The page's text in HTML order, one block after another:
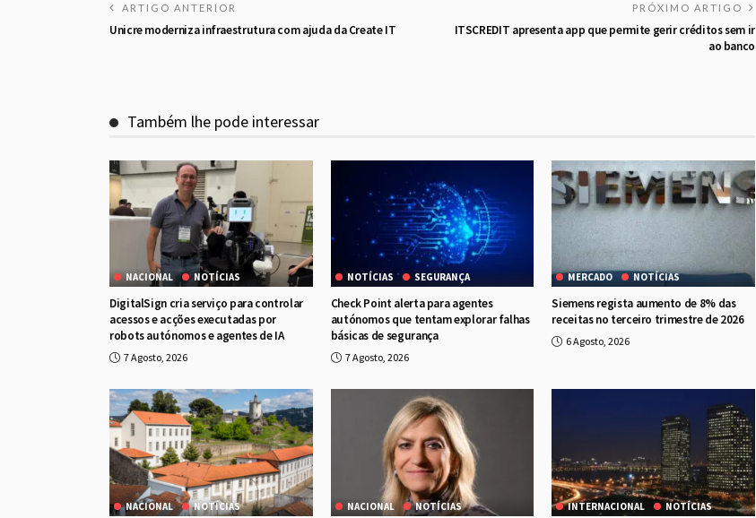
ARTIGO ANTERIOR
Unicre moderniza infraestrutura com ajuda da Create IT
PRÓXIMO ARTIGO
ITSCREDIT apresenta app que permite gerir créditos sem ir
ao banco
Também lhe pode interessar
NACIONAL NOTÍCIAS
DigitalSign cria serviço para controlar
acessos e acções executadas por
robots autónomos e agentes de IA
7 Agosto, 2026
NOTÍCIAS SEGURANÇA
Check Point alerta para agentes
autónomos que tentam explorar falhas
básicas de segurança
7 Agosto, 2026
MERCADO NOTÍCIAS
Siemens regista aumento de 8% das
receitas no terceiro trimestre de 2026
6 Agosto, 2026
NACIONAL NOTÍCIAS NACIONAL NOTÍCIAS INTERNACIONAL NOTÍCIAS